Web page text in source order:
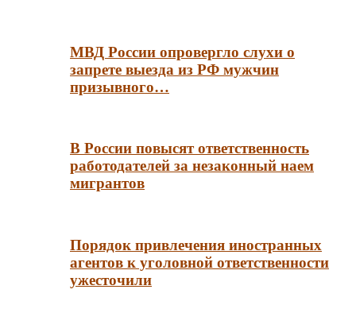
МВД России опровергло слухи о
запрете выезда из РФ мужчин
призывного…
В России повысят ответственность
работодателей за незаконный наем
мигрантов
Порядок привлечения иностранных
агентов к уголовной ответственности
ужесточили